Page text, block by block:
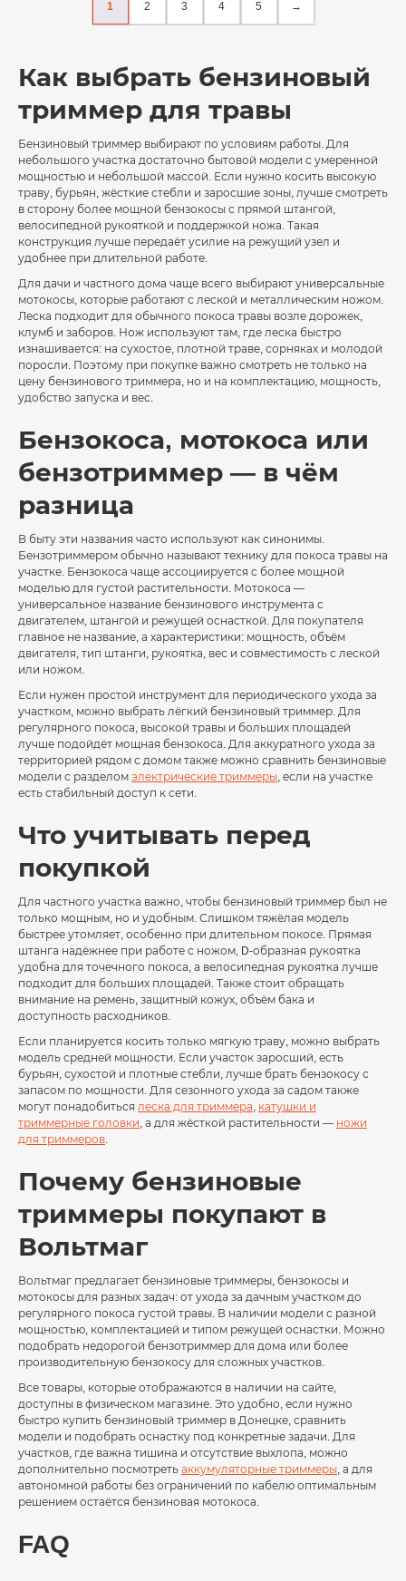
1 2 3 4 5 →
Как выбрать бензиновый
триммер для травы
Бензиновый триммер выбирают по условиям работы. Для
небольшого участка достаточно бытовой модели с умеренной
мощностью и небольшой массой. Если нужно косить высокую
траву, бурьян, жёсткие стебли и заросшие зоны, лучше смотреть
в сторону более мощной бензокосы с прямой штангой,
велосипедной рукояткой и поддержкой ножа. Такая
конструкция лучше передаёт усилие на режущий узел и
удобнее при длительной работе.
Для дачи и частного дома чаще всего выбирают универсальные
мотокосы, которые работают с леской и металлическим ножом.
Леска подходит для обычного покоса травы возле дорожек,
клумб и заборов. Нож используют там, где леска быстро
изнашивается: на сухостое, плотной траве, сорняках и молодой
поросли. Поэтому при покупке важно смотреть не только на
цену бензинового триммера, но и на комплектацию, мощность,
удобство запуска и вес.
Бензокоса, мотокоса или
бензотриммер — в чём
разница
В быту эти названия часто используют как синонимы.
Бензотриммером обычно называют технику для покоса травы на
участке. Бензокоса чаще ассоциируется с более мощной
моделью для густой растительности. Мотокоса —
универсальное название бензинового инструмента с
двигателем, штангой и режущей оснасткой. Для покупателя
главное не название, а характеристики: мощность, объём
двигателя, тип штанги, рукоятка, вес и совместимость с леской
или ножом.
Если нужен простой инструмент для периодического ухода за
участком, можно выбрать лёгкий бензиновый триммер. Для
регулярного покоса, высокой травы и больших площадей
лучше подойдёт мощная бензокоса. Для аккуратного ухода за
территорией рядом с домом также можно сравнить бензиновые
модели с разделом электрические триммеры , если на участке
есть стабильный доступ к сети.
Что учитывать перед
покупкой
Для частного участка важно, чтобы бензиновый триммер был не
только мощным, но и удобным. Слишком тяжёлая модель
быстрее утомляет, особенно при длительном покосе. Прямая
штанга надёжнее при работе с ножом, D-образная рукоятка
удобна для точечного покоса, а велосипедная рукоятка лучше
подходит для больших площадей. Также стоит обращать
внимание на ремень, защитный кожух, объём бака и
доступность расходников.
Если планируется косить только мягкую траву, можно выбрать
модель средней мощности. Если участок заросший, есть
бурьян, сухостой и плотные стебли, лучше брать бензокосу с
запасом по мощности. Для сезонного ухода за садом также
могут понадобиться леска для триммера катушки и
триммерные головки , а для жёсткой растительности — ножи
для триммеров
Почему бензиновые
триммеры покупают в
Вольтмаг
Вольтмаг предлагает бензиновые триммеры, бензокосы и
мотокосы для разных задач: от ухода за дачным участком до
регулярного покоса густой травы. В наличии модели с разной
мощностью, комплектацией и типом режущей оснастки. Можно
подобрать недорогой бензотриммер для дома или более
производительную бензокосу для сложных участков.
Все товары, которые отображаются в наличии на сайте,
доступны в физическом магазине. Это удобно, если нужно
быстро купить бензиновый триммер в Донецке, сравнить
модели и подобрать оснастку под конкретные задачи. Для
участков, где важна тишина и отсутствие выхлопа, можно
дополнительно посмотреть аккумуляторные триммеры , а для
автономной работы без ограничений по кабелю оптимальным
решением остаётся бензиновая мотокоса.
FAQ